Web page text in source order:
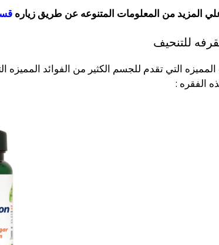
المزيد من المعلومات المتنوعه عن طريق زياره
للتنحيف
التي تقدم للجسم الكثير من الفوائد
الفقره :